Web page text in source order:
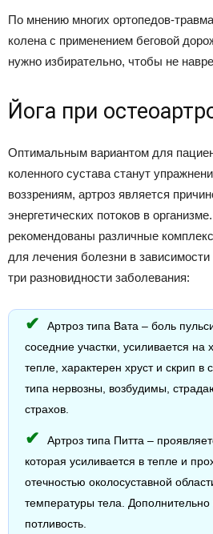
По мнению многих ортопедов-
колена с применением беговой
нужно избирательно, чтобы не
Йога при
Оптимальным вариантом для
коленного сустава станут
воззрениям, артроз является
энергетических потоков в
рекомендованы различные
для лечения болезни в
три разновидности заболевания:
Артроз типа Вата – боль
соседние участки, усиливается
тепле, характерен хруст и скрип в
типа нервозны, возбудимы,
страхов.
Артроз типа Питта –
которая усиливается в тепле и
отечностью околосуставной
температуры тела. Дополнительно
потливость.